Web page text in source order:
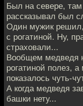
Был на севере,
рассказывал был
Один мужик решил,
с рогатиной. Ну,
страховали...
Вообщем медведя
рогатиной полез,
показалось чуть-
А когда медведя
башки нету...